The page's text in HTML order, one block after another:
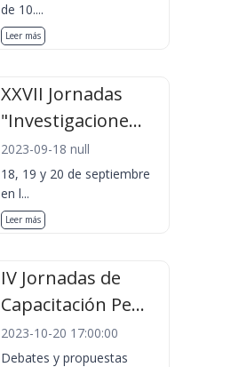
de 10....
Leer más
XXVII Jornadas
"Investigacione...
2023-09-18 null
18, 19 y 20 de septiembre
en l...
Leer más
IV Jornadas de
Capacitación Pe...
2023-10-20 17:00:00
Debates y propuestas